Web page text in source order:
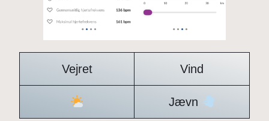
Vejret Vind
Jævn